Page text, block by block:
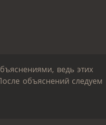
ведь этих
объяснений следуем